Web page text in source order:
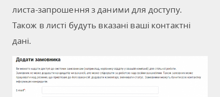
листа-запрошення з даними для доступу.
Також в листі будуть вказані ваші контактні
дані.